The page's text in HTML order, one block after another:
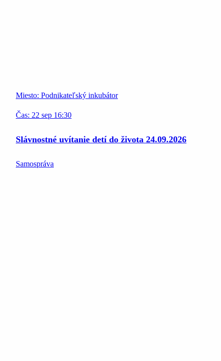
Miesto: Podnikateľský inkubátor
Čas: 22 sep 16:30
Slávnostné uvítanie detí do života 24.09.2026
Samospráva